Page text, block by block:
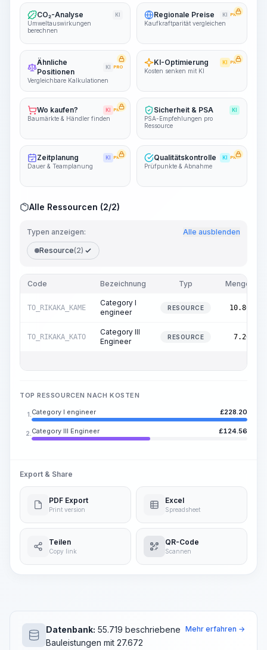
CO₂-Analyse KI
Umweltauswirkungen
berechnen
Regionale Preise KI PRO
Kaufkraftparität vergleichen
Ähnliche
Positionen
KI PRO
Vergleichbare Kalkulationen
KI-Optimierung KI PRO
Kosten senken mit KI
Wo kaufen? KI PRO
Baumärkte & Händler finden
Sicherheit & PSA KI
PSA-Empfehlungen pro
Ressource
Zeitplanung KI PRO
Dauer & Teamplanung
Qualitätskontrolle KI PRO
Prüfpunkte & Abnahme
Alle Ressourcen (2/2)
Typen anzeigen: Alle ausblenden
Resource(2)
Code Bezeichnung Typ Menge
TO_RIKAKA_KAME
Category I
engineer
RESOURCE 10.80
TO_RIKAKA_KATO
Category III
Engineer
RESOURCE 7.20
TOP RESSOURCEN NACH KOSTEN
1. Category I engineer £228.20
2. Category III Engineer £124.56
Export & Share
PDF Export
Print version
Excel
Spreadsheet
Teilen
Copy link
QR-Code
Scannen
Datenbank: 55.719 beschriebene
Bauleistungen mit 27.672
Mehr erfahren →